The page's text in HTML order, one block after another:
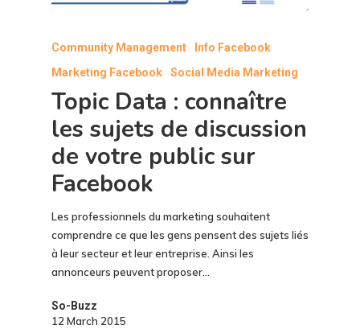
Community Management
Info Facebook
Marketing Facebook
Social Media Marketing
Topic Data : connaître
les sujets de discussion
de votre public sur
Facebook
Les professionnels du marketing souhaitent
comprendre ce que les gens pensent des sujets liés
à leur secteur et leur entreprise. Ainsi les
annonceurs peuvent proposer…
So-Buzz
12 March 2015